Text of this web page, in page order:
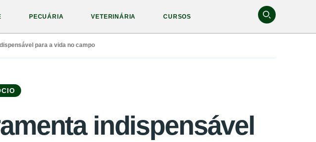
PECUÁRIA VETERINÁRIA CURSOS
para a vida no campo
indispensável